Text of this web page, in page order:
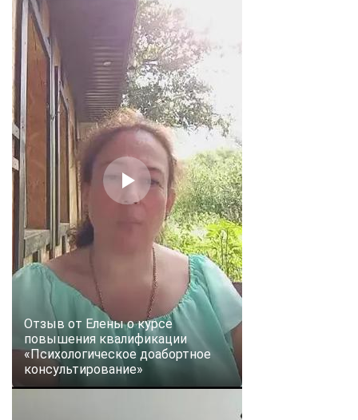
Отзыв от Елены о курсе
повышения квалификации
«Психологическое доабортное
консультирование»